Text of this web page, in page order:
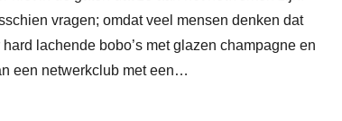
vragen; omdat veel mensen denken dat
lachende bobo’s met glazen champagne en
een netwerkclub met een…
type netwerker herken jij jezelf?